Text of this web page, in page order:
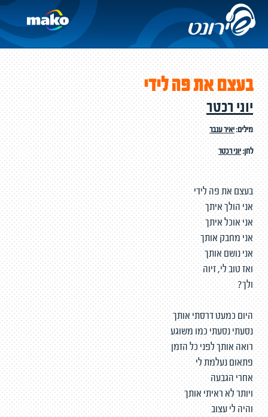
בעצם את פה לידי
יוני רכטר
מילים:יאיר ענבר
לחן:יוני רכטר
בעצם את פה לידי
אני הולך איתך
אני אוכל איתך
אני מחבק אותך
אני נושם אותך
ואז טוב לי, זיוה
ולך?
היום כמעט דרסתי אותך
נסעתי נסעתי כמו משוגע
רואה אותך לפני כל הזמן
פתאום נעלמת לי
אחרי הגבעה
ויותר לא ראיתי אותך
והיה לי עצוב